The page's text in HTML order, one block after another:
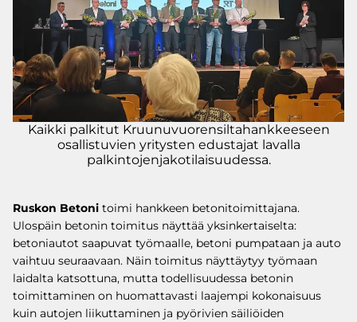
Kaikki palkitut Kruunuvuorensiltahankkeeseen
osallistuvien yritysten edustajat lavalla
palkintojenjakotilaisuudessa.
Ruskon Betoni toimi hankkeen betonitoimittajana.
Ulospäin betonin toimitus näyttää yksinkertaiselta:
betoniautot saapuvat työmaalle, betoni pumpataan ja auto
vaihtuu seuraavaan. Näin toimitus näyttäytyy työmaan
laidalta katsottuna, mutta todellisuudessa betonin
toimittaminen on huomattavasti laajempi kokonaisuus
kuin autojen liikuttaminen ja pyörivien säiliöiden